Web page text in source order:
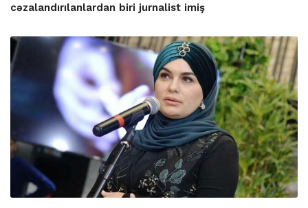
cəzalandırılanlardan biri jurnalist imiş